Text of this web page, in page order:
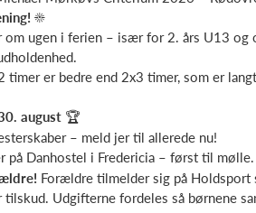
☀️
ugen i ferien – især for 2. års U13 og
timer er bedre end 2x3 timer, som er
august 🏆
– meld jer til allerede nu!
på Danhostel i Fredericia – først til
Forældre tilmelder sig på Holdsport
tilskud. Udgifterne fordeles så børnene